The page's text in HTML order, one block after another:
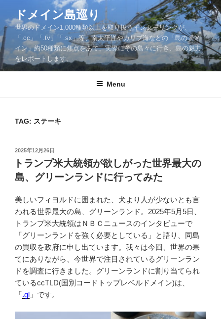
content
ドメイン島巡り
世界のドメイン1,000種類以上を取り扱うインターリンクが、
「.cc」「.tv」「.sx」等、南太平洋やカリブ海などの「島のドメ
イン」約50種類に焦点をあて、実際にその島々に行き、島の魅力
をレポートします。
Menu
TAG: ステーキ
POSTED
ON
2025年12月26日
トランプ米大統領が欲しがった世界最大の
島、グリーンランドに行ってみた
美しいフィヨルドに囲まれた、犬より人が少ないとも言
われる世界最大の島、グリーンランド。2025年5月5日、
トランプ米大統領はＮＢＣニュースのインタビューで
「グリーンランドを強く必要としている」と語り、同島
の買収を政府に申し出ています。我々は今回、世界の果
てにありながら、今世界で注目されているグリーンラン
ドを調査に行きました。グリーンランドに割り当てられ
ているccTLD(国別コードトップレベルドメイン)は、
「.gl 」です。